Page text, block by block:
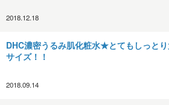
2018.12.18
DHC濃密うるみ肌化粧水★とてもしっと
サイズ！！
2018.09.14